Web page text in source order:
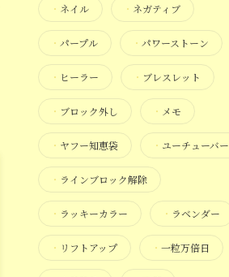
・ ネイル ・ ネガティブ
・ パープル ・ パワーストーン
・ ヒーラー ・ ブレスレット
・ ブロック外し ・ メモ
・ ヤフー知恵袋 ・ ユーチューバー
・ ラインブロック解除
・ ラッキーカラー ・ ラベンダー
・ リフトアップ ・ 一粒万倍日